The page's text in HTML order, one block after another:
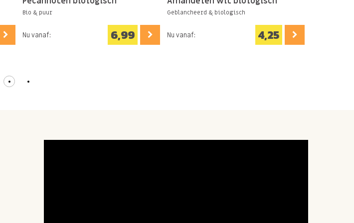
Bio & puur
Nu vanaf: 6,99
Geblancheerd & biologisch
Nu vanaf: 4,25